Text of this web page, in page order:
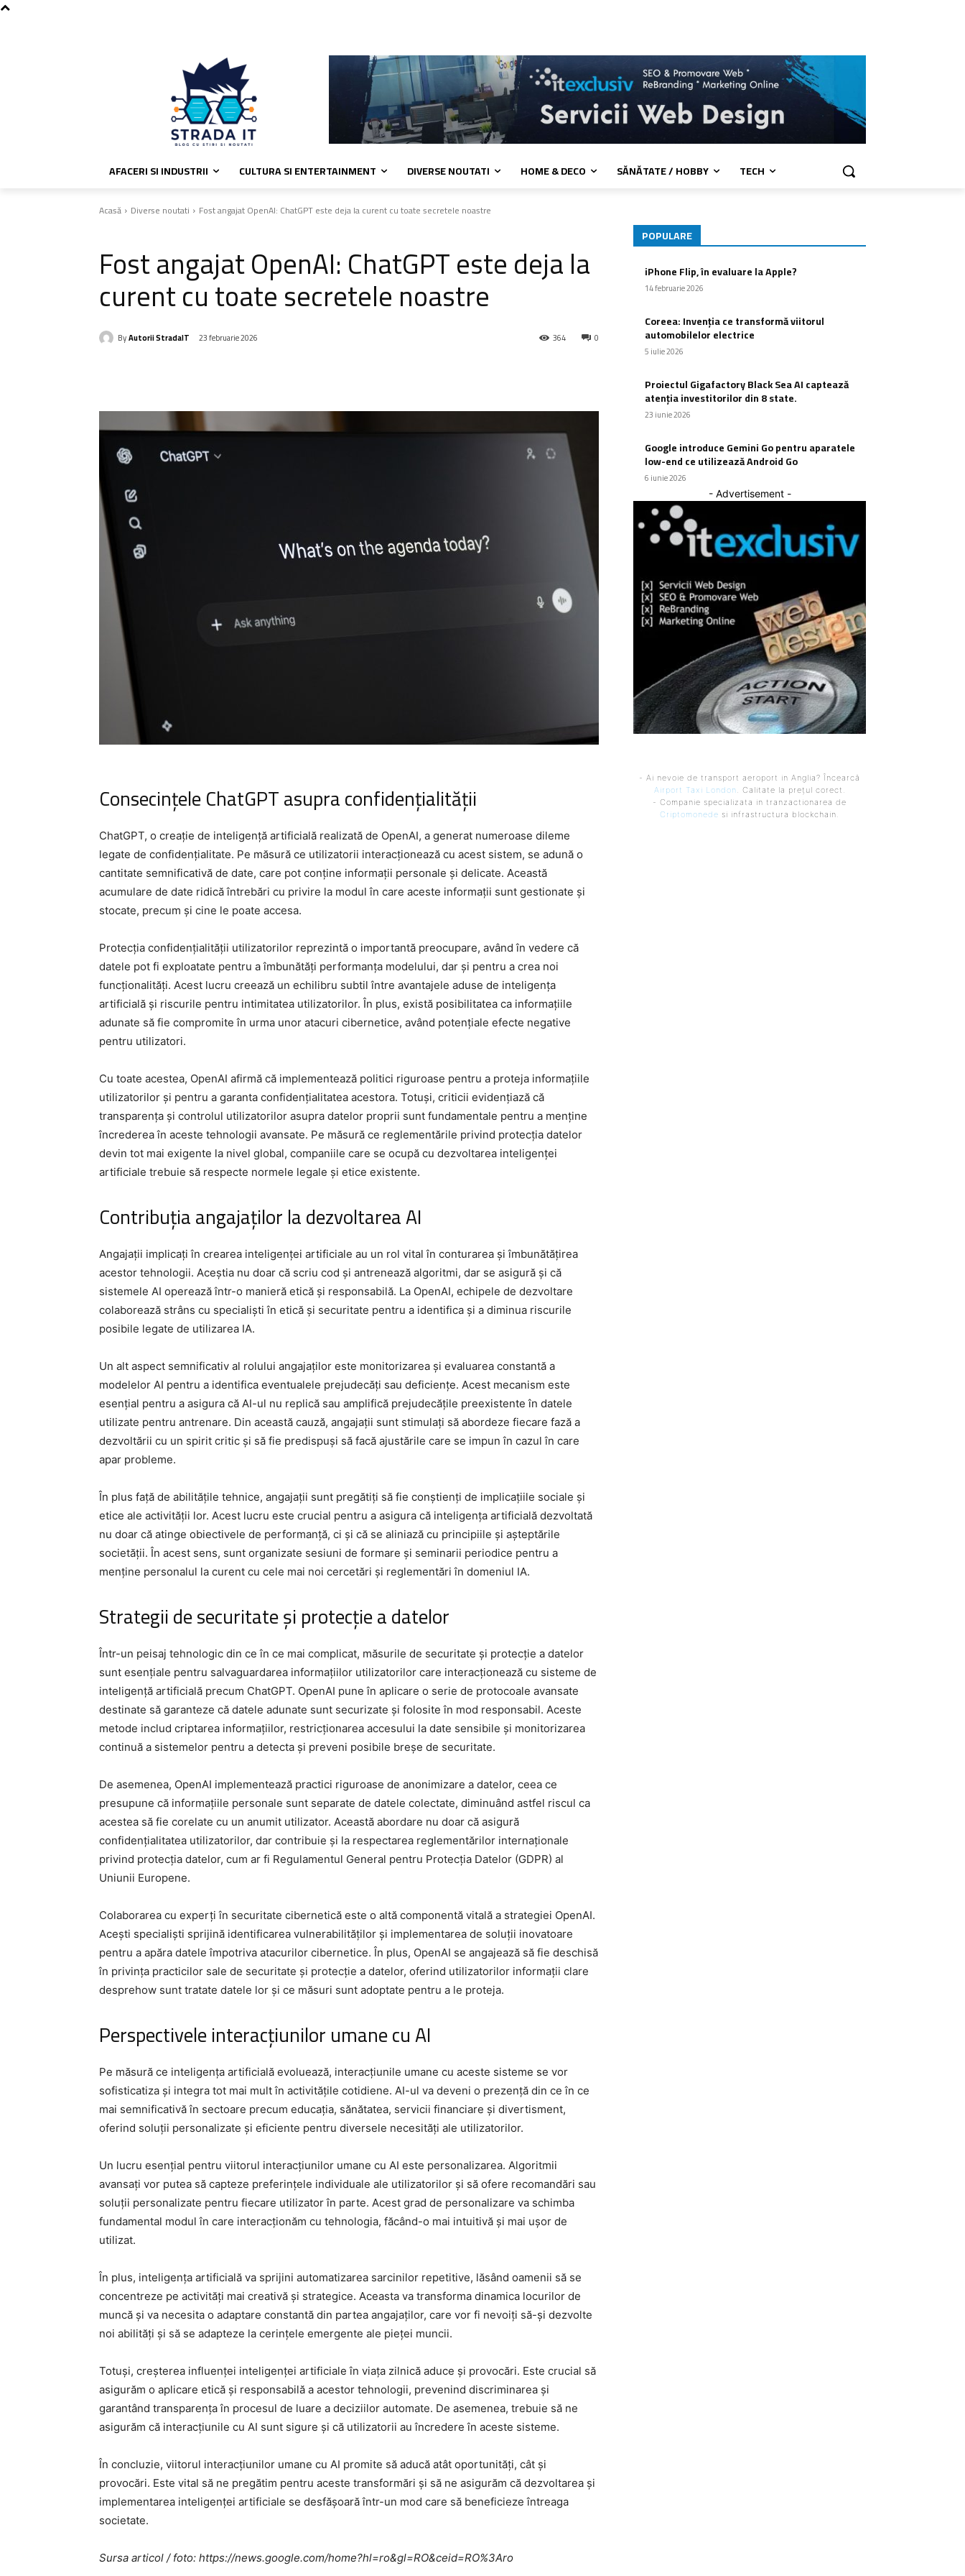
AFACERI SI INDUSTRII CULTURA SI ENTERTAINMENT DIVERSE NOUTATI HOME & DECO SĂNĂTATE / HOBBY TECH
Acasă Diverse noutati Fost angajat OpenAI: ChatGPT este deja la curent cu toate secretele noastre
Fost angajat OpenAI: ChatGPT este deja la
curent cu toate secretele noastre
ByAutorii StradaIT 23 februarie 2026 0
364
Consecințele ChatGPT asupra confidențialității
ChatGPT, o creație de inteligență artificială realizată de OpenAI, a generat numeroase dileme
legate de confidențialitate. Pe măsură ce utilizatorii interacționează cu acest sistem, se adună o
cantitate semnificativă de date, care pot conține informații personale și delicate. Această
acumulare de date ridică întrebări cu privire la modul în care aceste informații sunt gestionate și
stocate, precum și cine le poate accesa.
Protecția confidențialității utilizatorilor reprezintă o importantă preocupare, având în vedere că
datele pot fi exploatate pentru a îmbunătăți performanța modelului, dar și pentru a crea noi
funcționalități. Acest lucru creează un echilibru subtil între avantajele aduse de inteligența
artificială și riscurile pentru intimitatea utilizatorilor. În plus, există posibilitatea ca informațiile
adunate să fie compromite în urma unor atacuri cibernetice, având potențiale efecte negative
pentru utilizatori.
Cu toate acestea, OpenAI afirmă că implementează politici riguroase pentru a proteja informațiile
utilizatorilor și pentru a garanta confidențialitatea acestora. Totuși, criticii evidențiază că
transparența și controlul utilizatorilor asupra datelor proprii sunt fundamentale pentru a menține
încrederea în aceste tehnologii avansate. Pe măsură ce reglementările privind protecția datelor
devin tot mai exigente la nivel global, companiile care se ocupă cu dezvoltarea inteligenței
artificiale trebuie să respecte normele legale și etice existente.
Contribuția angajaților la dezvoltarea AI
Angajații implicați în crearea inteligenței artificiale au un rol vital în conturarea și îmbunătățirea
acestor tehnologii. Aceștia nu doar că scriu cod și antrenează algoritmi, dar se asigură și că
sistemele AI operează într-o manieră etică și responsabilă. La OpenAI, echipele de dezvoltare
colaborează strâns cu specialiști în etică și securitate pentru a identifica și a diminua riscurile
posibile legate de utilizarea IA.
Un alt aspect semnificativ al rolului angajaților este monitorizarea și evaluarea constantă a
modelelor AI pentru a identifica eventualele prejudecăți sau deficiențe. Acest mecanism este
esențial pentru a asigura că AI-ul nu replică sau amplifică prejudecățile preexistente în datele
utilizate pentru antrenare. Din această cauză, angajații sunt stimulați să abordeze fiecare fază a
dezvoltării cu un spirit critic și să fie predispuși să facă ajustările care se impun în cazul în care
apar probleme.
În plus față de abilitățile tehnice, angajații sunt pregătiți să fie conștienți de implicațiile sociale și
etice ale activității lor. Acest lucru este crucial pentru a asigura că inteligența artificială dezvoltată
nu doar că atinge obiectivele de performanță, ci și că se aliniază cu principiile și așteptările
societății. În acest sens, sunt organizate sesiuni de formare și seminarii periodice pentru a
menține personalul la curent cu cele mai noi cercetări și reglementări în domeniul IA.
Strategii de securitate și protecție a datelor
Într-un peisaj tehnologic din ce în ce mai complicat, măsurile de securitate și protecție a datelor
sunt esențiale pentru salvaguardarea informațiilor utilizatorilor care interacționează cu sisteme de
inteligență artificială precum ChatGPT. OpenAI pune în aplicare o serie de protocoale avansate
destinate să garanteze că datele adunate sunt securizate și folosite în mod responsabil. Aceste
metode includ criptarea informațiilor, restricționarea accesului la date sensibile și monitorizarea
continuă a sistemelor pentru a detecta și preveni posibile breșe de securitate.
De asemenea, OpenAI implementează practici riguroase de anonimizare a datelor, ceea ce
presupune că informațiile personale sunt separate de datele colectate, diminuând astfel riscul ca
acestea să fie corelate cu un anumit utilizator. Această abordare nu doar că asigură
confidențialitatea utilizatorilor, dar contribuie și la respectarea reglementărilor internaționale
privind protecția datelor, cum ar fi Regulamentul General pentru Protecția Datelor (GDPR) al
Uniunii Europene.
Colaborarea cu experți în securitate cibernetică este o altă componentă vitală a strategiei OpenAI.
Acești specialiști sprijină identificarea vulnerabilităților și implementarea de soluții inovatoare
pentru a apăra datele împotriva atacurilor cibernetice. În plus, OpenAI se angajează să fie deschisă
în privința practicilor sale de securitate și protecție a datelor, oferind utilizatorilor informații clare
desprehow sunt tratate datele lor și ce măsuri sunt adoptate pentru a le proteja.
Perspectivele interacțiunilor umane cu AI
Pe măsură ce inteligența artificială evoluează, interacțiunile umane cu aceste sisteme se vor
sofisticatiza și integra tot mai mult în activitățile cotidiene. AI-ul va deveni o prezență din ce în ce
mai semnificativă în sectoare precum educația, sănătatea, servicii financiare și divertisment,
oferind soluții personalizate și eficiente pentru diversele necesități ale utilizatorilor.
Un lucru esențial pentru viitorul interacțiunilor umane cu AI este personalizarea. Algoritmii
avansați vor putea să capteze preferințele individuale ale utilizatorilor și să ofere recomandări sau
soluții personalizate pentru fiecare utilizator în parte. Acest grad de personalizare va schimba
fundamental modul în care interacționăm cu tehnologia, făcând-o mai intuitivă și mai ușor de
utilizat.
În plus, inteligența artificială va sprijini automatizarea sarcinilor repetitive, lăsând oamenii să se
concentreze pe activități mai creativă și strategice. Aceasta va transforma dinamica locurilor de
muncă și va necesita o adaptare constantă din partea angajaților, care vor fi nevoiți să-și dezvolte
noi abilități și să se adapteze la cerințele emergente ale pieței muncii.
Totuși, creșterea influenței inteligenței artificiale în viața zilnică aduce și provocări. Este crucial să
asigurăm o aplicare etică și responsabilă a acestor tehnologii, prevenind discriminarea și
garantând transparența în procesul de luare a deciziilor automate. De asemenea, trebuie să ne
asigurăm că interacțiunile cu AI sunt sigure și că utilizatorii au încredere în aceste sisteme.
În concluzie, viitorul interacțiunilor umane cu AI promite să aducă atât oportunități, cât și
provocări. Este vital să ne pregătim pentru aceste transformări și să ne asigurăm că dezvoltarea și
implementarea inteligenței artificiale se desfășoară într-un mod care să beneficieze întreaga
societate.
Sursa articol / foto: https://news.google.com/home?hl=ro&gl=RO&ceid=RO%3Aro
POPULARE
iPhone Flip, în evaluare la Apple?
14 februarie 2026
Coreea: Invenția ce transformă viitorul
automobilelor electrice
5 iulie 2026
Proiectul Gigafactory Black Sea AI captează
atenția investitorilor din 8 state.
23 iunie 2026
Google introduce Gemini Go pentru aparatele
low-end ce utilizează Android Go
6 iunie 2026
- Advertisement -
- Ai nevoie de transport aeroport in Anglia? Încearcă
Airport Taxi London. Calitate la prețul corect.
- Companie specializata in tranzactionarea de
Criptomonede si infrastructura blockchain.